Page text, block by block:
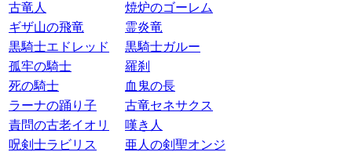
古竜人
焼炉のゴーレム
ギザ山の飛竜
霊炎竜
黒騎士エドレッド
黒騎士ガルー
孤牢の騎士
羅刹
死の騎士
血鬼の長
ラーナの踊り子
古竜セネサクス
責問の古老イオリ
嘆き人
呪剣士ラビリス
亜人の剣聖オンジ